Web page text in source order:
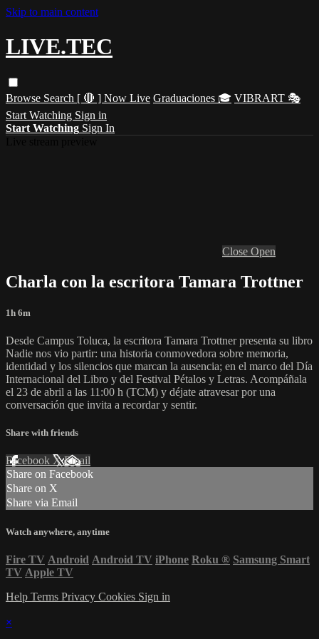
Skip to main content
LIVE.TEC
Browse Search [ 🔴 ] Now Live Graduaciones 🎓 VIBRART 🎭
Start Watching Sign in
Start Watching Sign In
Close Open
Charla con la escritora Tamara Trottner
1h 6m
Desde Campus Toluca, la escritora Tamara Trottner presenta su libro
Nadie nos vio partir: una historia conmovedora sobre memoria,
identidad y los silencios que marcan la ausencia; en el marco del Día
Internacional del Libro y del Festival Pétalos y Letras. Acompáñala
el 23 de abril a las 11:00 h (TCM) y déjate atravesar por una
conversación que invita a recordar y sentir.
Share with friends
Facebook XEmail
Share on Facebook
Share on X
Share via Email
Watch anywhere, anytime
Fire TV Android Android TV iPhone Roku ® Samsung Smart
TV Apple TV
Help Terms Privacy Cookies Sign in
×